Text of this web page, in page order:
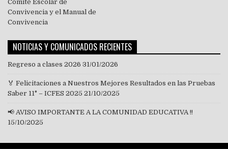
NOTICIAS Y COMUNICADOS RECIENTES
Regreso a clases 2026 31/01/2026
🏅 Felicitaciones a Nuestros Mejores Resultados en las Pruebas
Saber 11° – ICFES 2025 21/10/2025
📢 AVISO IMPORTANTE A LA COMUNIDAD EDUCATIVA !!
15/10/2025